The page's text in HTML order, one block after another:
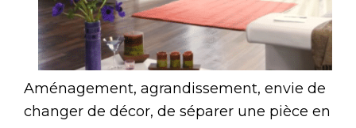
Aménagement, agrandissement, envie de
changer de décor, de séparer une pièce en